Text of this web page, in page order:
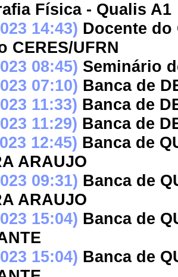
Física - Qualis A1
14:43) Docente do
CERES/UFRN
08:45) Seminário
07:10) Banca de
11:33) Banca de
11:29) Banca de
12:45) Banca de
ARAUJO
09:31) Banca de
ARAUJO
15:04) Banca de
15:04) Banca de